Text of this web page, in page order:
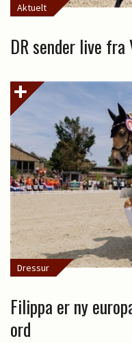
Aktuelt
DR sender live
Dressur
Filippa er ny
ord